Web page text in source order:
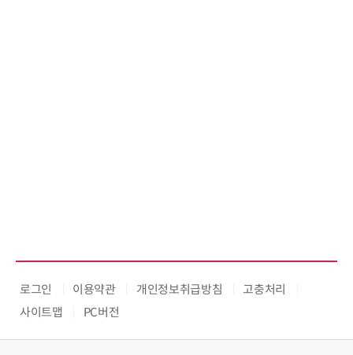
로그인 이용약관 개인정보취급방침
고충처리
사이트맵
PC버전